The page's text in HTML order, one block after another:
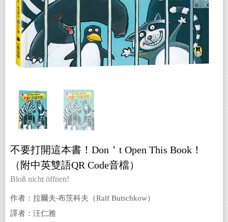
不要打開這本書！Don＇t Open This Book！
（附中英雙語QR Code音檔）
Bloß nicht öffnen!
作者：拉爾夫‧布茨科夫（Ralf Butschkow）
譯者：汪仁雅